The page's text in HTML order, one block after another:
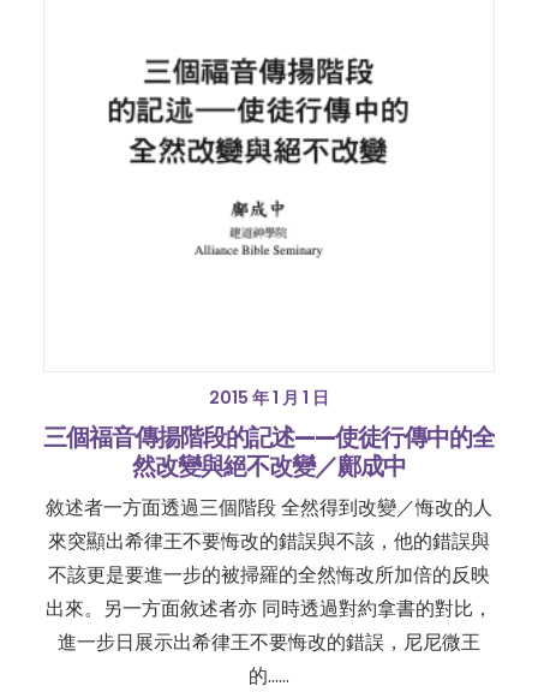
2015 年 1 月 1 日
三個福音傳揚階段的記述——使徒行傳中的全
然改變與絕不改變／鄺成中
敘述者一方面透過三個階段 全然得到改變／悔改的人
來突顯出希律王不要悔改的錯誤與不該，他的錯誤與
不該更是要進一步的被掃羅的全然悔改所加倍的反映
出來。另一方面敘述者亦 同時透過對約拿書的對比，
進一步日展示出希律王不要悔改的錯誤，尼尼微王
的……